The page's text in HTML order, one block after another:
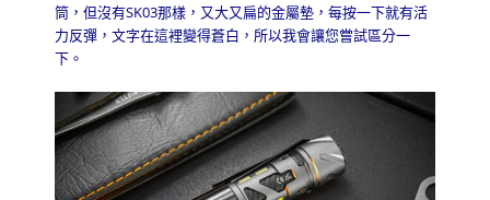
筒，但沒有SK03那樣，又大又扁的金屬墊，每按一下就有活
力反彈，文字在這裡變得蒼白，所以我會讓您嘗試區分一
下。